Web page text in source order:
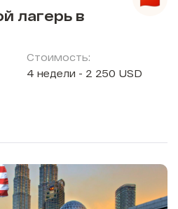
лагерь в
Стоимость:
4 недели - 2 250 USD